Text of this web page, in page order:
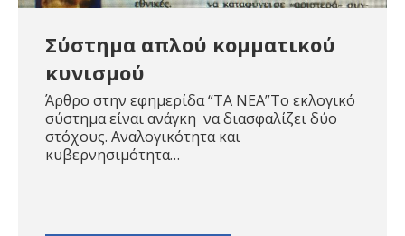
Σύστημα απλού κομματικού
κυνισμού
Άρθρο στην εφημερίδα “ΤΑ ΝΕΑ”Το εκλογικό
σύστημα είναι ανάγκη να διασφαλίζει δύο
στόχους. Αναλογικότητα και
κυβερνησιμότητα…